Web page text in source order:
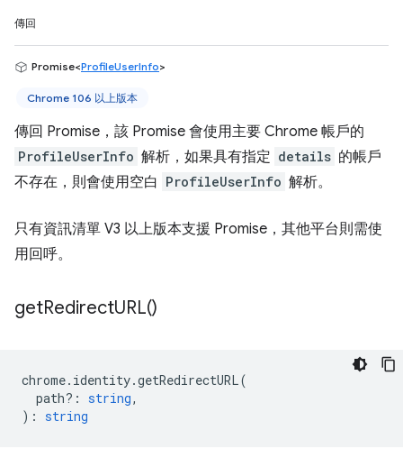
傳回
Promise<ProfileUserInfo>
Chrome 106 以上版本
傳回 Promise，該 Promise 會使用主要 Chrome 帳戶的
ProfileUserInfo 解析，如果具有指定 details 的帳戶
不存在，則會使用空白 ProfileUserInfo 解析。
只有資訊清單 V3 以上版本支援 Promise，其他平台則需使
用回呼。
getRedirectURL()
chrome. identity.getRedirectURL(
path? : string,
) : string